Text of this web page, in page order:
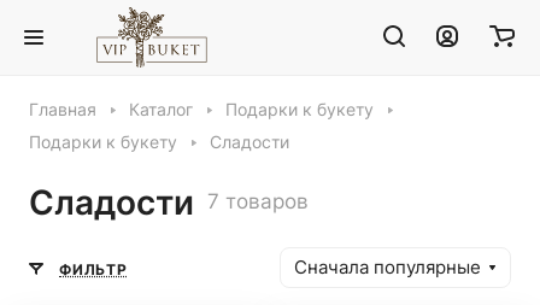
Главная Каталог
Подарки к букету
Подарки к букету
Сладости
Сладости 7 товаров
ФИЛЬТР Сначала популярные